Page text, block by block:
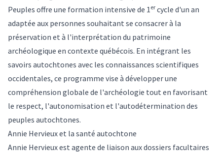
Peuples offre une formation intensive de 1 er cycle d'un an
adaptée aux personnes souhaitant se consacrer à la
préservation et à l'interprétation du patrimoine
archéologique en contexte québécois. En intégrant les
savoirs autochtones avec les connaissances scientifiques
occidentales, ce programme vise à développer une
compréhension globale de l'archéologie tout en favorisant
le respect, l'autonomisation et l'autodétermination des
peuples autochtones.
Annie Hervieux et la santé autochtone
Annie Hervieux est agente de liaison aux dossiers facultaires